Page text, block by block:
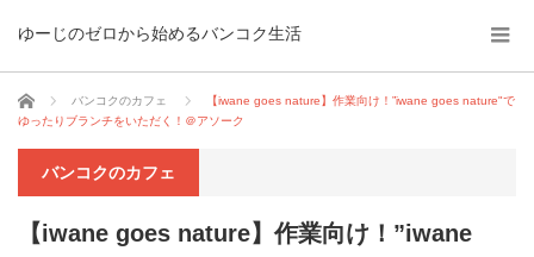
ゆーじのゼロから始めるバンコク生活
ホーム バンコクのカフェ
【iwane goes nature】作業向け！”iwane goes nature"で
ゆったりブランチをいただく！＠アソーク
バンコクのカフェ
【iwane goes nature】作業向け！”iwane